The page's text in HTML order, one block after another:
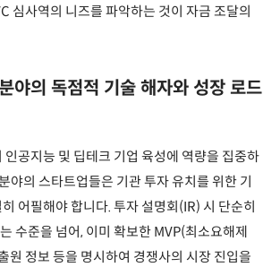
심사역의 니즈를 파악하는 것이 자금 조달의
야의 독점적 기술 해자와 성장 로드
인공지능 및 딥테크 기업 육성에 역량을 집중하
야의 스타트업들은 기관 투자 유치를 위한 기
어필해야 합니다. 투자 설명회(IR) 시 단순히
수준을 넘어, 이미 확보한 MVP(최소요해제
원 정보 등을 명시하여 경쟁사의 시장 진입을